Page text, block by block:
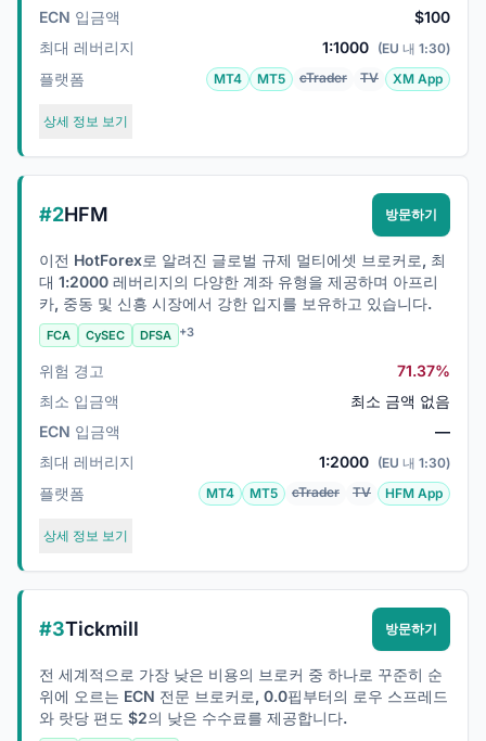
ECN 입금액
$100
최대 레버리지
1:1000 (EU 내 1:30)
플랫폼 MT4 MT5 cTrader TV XM App
상세 정보 보기
#2HFM 방문하기
이전 HotForex로 알려진 글로벌 규제 멀티에셋 브로커로, 최
대 1:2000 레버리지의 다양한 계좌 유형을 제공하며 아프리
카, 중동 및 신흥 시장에서 강한 입지를 보유하고 있습니다.
FCA CySEC DFSA +3
위험 경고
71.37%
최소 입금액
최소 금액 없음
ECN 입금액
—
최대 레버리지
1:2000 (EU 내 1:30)
플랫폼 MT4 MT5 cTrader TV HFM App
상세 정보 보기
#3Tickmill 방문하기
전 세계적으로 가장 낮은 비용의 브로커 중 하나로 꾸준히 순
위에 오르는 ECN 전문 브로커로, 0.0핍부터의 로우 스프레드
와 랏당 편도 $2의 낮은 수수료를 제공합니다.